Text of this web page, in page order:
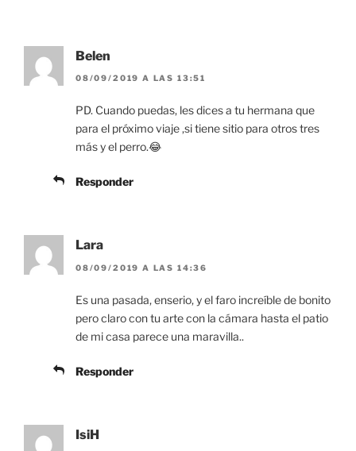
Belen
08/09/2019 A LAS 13:51
PD. Cuando puedas, les dices a tu hermana que
para el próximo viaje ,si tiene sitio para otros tres
más y el perro.😂
Responder
Lara
08/09/2019 A LAS 14:36
Es una pasada, enserio, y el faro increíble de bonito
pero claro con tu arte con la cámara hasta el patio
de mi casa parece una maravilla..
Responder
IsiH